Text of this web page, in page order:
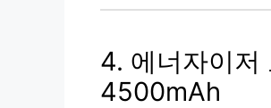
4. 에너자이저
4500mAh